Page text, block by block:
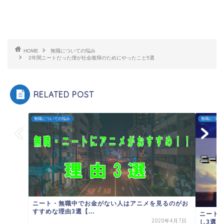
HOME
無職についての悩み
2年間ニートだった僕が社会復帰のためにやったこと5選
RELATED POST
無職についての悩み
ニート・無職中でお金がない人はアニメを見るのがお
すすめな理由3選【...
2020年4月7日
無職につい
ニート
し3選